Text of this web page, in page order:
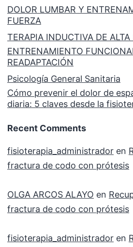
DOLOR LUMBAR Y
FUERZA
TERAPIA INDUCTIVA DE ALTA
ENTRENAMIENTO
READAPTACIÓN
Psicología General Sanitaria
Cómo prevenir el dolor de
diaria: 5 claves desde la
Recent Comments
fisioterapia_administrador en
fractura de codo con prótesis
OLGA ARCOS ALAYO en
fractura de codo con prótesis
fisioterapia_administrador en